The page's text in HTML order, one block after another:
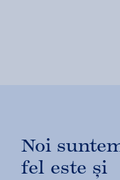
Noi
fel este și